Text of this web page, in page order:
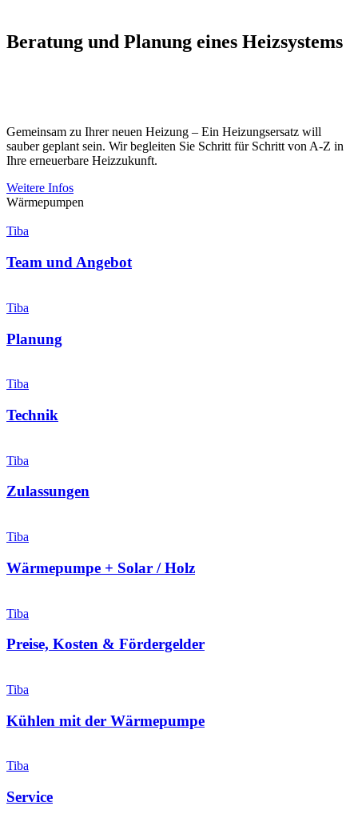
Beratung und Planung eines Heizsystems
Gemeinsam zu Ihrer neuen Heizung – Ein Heizungsersatz will
sauber geplant sein. Wir begleiten Sie Schritt für Schritt von A-Z in
Ihre erneuerbare Heizzukunft.
Weitere Infos
Wärmepumpen
Tiba
Team und Angebot
Tiba
Planung
Tiba
Technik
Tiba
Zulassungen
Tiba
Wärmepumpe + Solar / Holz
Tiba
Preise, Kosten & Fördergelder
Tiba
Kühlen mit der Wärmepumpe
Tiba
Service